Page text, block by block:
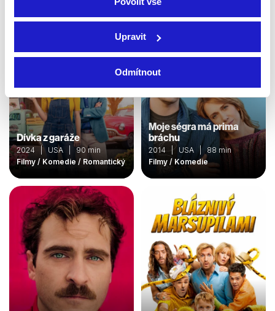
Upravit
Odmítnout
Dívka z garáže
2024 | USA | 90 min
Filmy / Komedie / Romantický
Moje ségra má prima
bráchu
2014 | USA | 88 min
Filmy / Komedie